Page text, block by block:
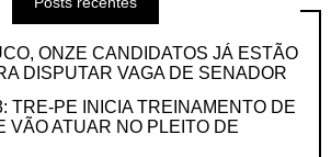
ONZE CANDIDATOS JÁ ESTÃO
DISPUTAR VAGA DE SENADOR
TRE-PE INICIA TREINAMENTO DE
VÃO ATUAR NO PLEITO DE